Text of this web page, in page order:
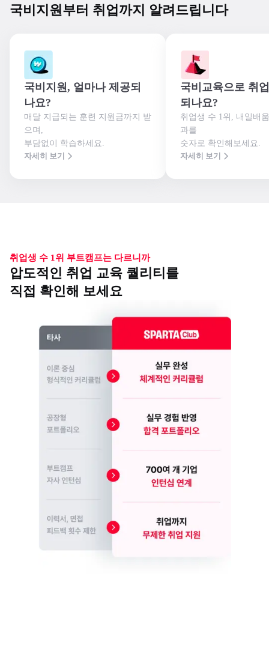
국비지원부터 취업까지 알려드립니다
국비지원, 얼마나 제공되
나요?
매달 지급되는 훈련 지원금까지 받
으며,
부담없이 학습하세요.
자세히 보기
국비교육으로 취
되나요?
취업생 수 1위, 내일배
과를
숫자로 확인해보세요.
자세히 보기
취업생 수 1위 부트캠프는 다르니까
압도적인 취업 교육 퀄리티를
직접 확인해 보세요